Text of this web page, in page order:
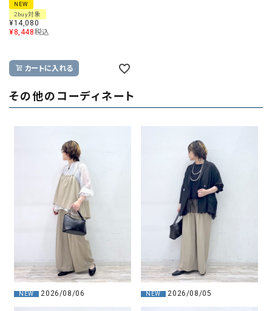
NEW
2buy対象
¥14,080
¥8,448税込
カートに入れる
その他のコーディネート
NEW 2026/08/06 NEW 2026/08/05